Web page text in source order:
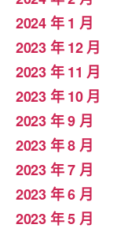
2024 年 1 月
2023 年 12 月
2023 年 11 月
2023 年 10 月
2023 年 9 月
2023 年 8 月
2023 年 7 月
2023 年 6 月
2023 年 5 月